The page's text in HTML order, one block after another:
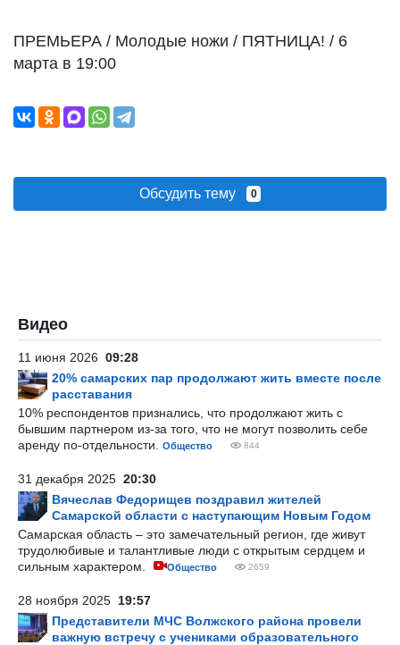
ПРЕМЬЕРА / Молодые ножи / ПЯТНИЦА! / 6
марта в 19:00
Обсудить тему 0
Видео
11 июня 2026 09:28
20% самарских пар продолжают жить вместе после
расставания
10% респондентов признались, что продолжают жить с
бывшим партнером из-за того, что не могут позволить себе
аренду по-отдельности.
Общество 844
31 декабря 2025 20:30
Вячеслав Федорищев поздравил жителей
Самарской области с наступающим Новым Годом
Самарская область – это замечательный регион, где живут
трудолюбивые и талантливые люди с открытым сердцем и
сильным характером.
Общество 2659
28 ноября 2025 19:57
Представители МЧС Волжского района провели
важную встречу с учениками образовательного